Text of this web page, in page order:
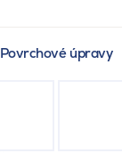
Povrchové úpravy